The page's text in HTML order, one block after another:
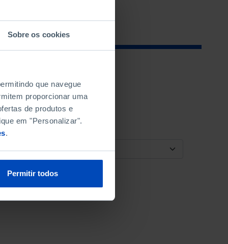
Sobre os cookies
que navegue
proporcionar uma
de produtos e
em "Personalizar".
.
Permitir todos
ORDENAR POR